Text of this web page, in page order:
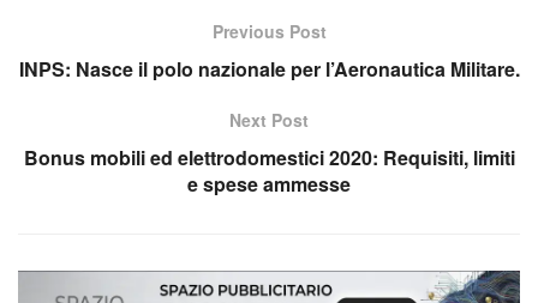
Previous Post
INPS: Nasce il polo nazionale per l’Aeronautica Militare.
Next Post
Bonus mobili ed elettrodomestici 2020: Requisiti, limiti
e spese ammesse